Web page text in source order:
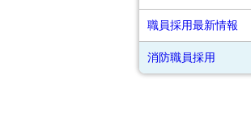
職員採用最新情報
消防職員採用